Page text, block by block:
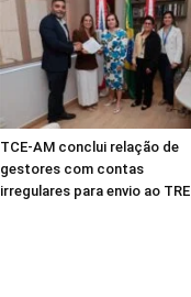
TCE-AM conclui relação de
gestores com contas
irregulares para envio ao TRE